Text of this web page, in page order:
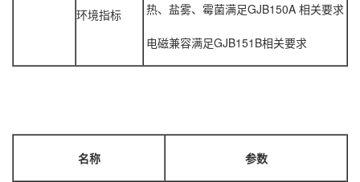
环境指标
热、盐雾、霉菌满足GJB150A 相关要求
电磁兼容满足GJB151B相关要求
名称 参数